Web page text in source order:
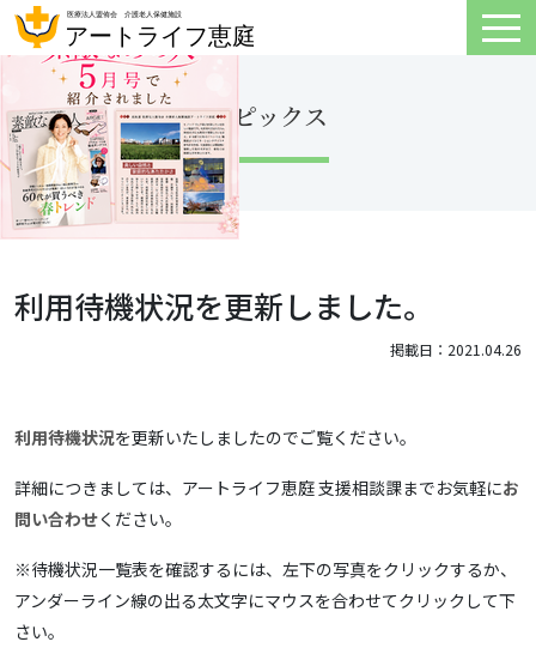
トピックス
利用待機状況を更新しました。
掲載日：2021.04.26
利用待機状況を更新いたしましたのでご覧ください。
詳細につきましては、アートライフ恵庭 支援相談課までお気軽にお
問い合わせください。
※待機状況一覧表を確認するには、左下の写真をクリックするか、
アンダーライン線の出る太文字にマウスを合わせてクリックして下
さい。